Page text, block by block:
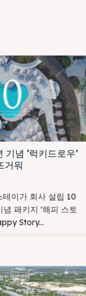
념 ‘럭키드로우’
거워
이가 회사 설립 10
념 패키지 '해피 스토
Story...